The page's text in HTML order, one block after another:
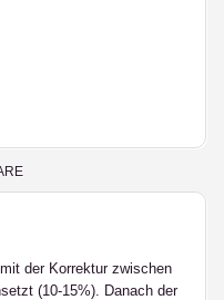
der Korrektur zwischen
(10-15%). Danach der